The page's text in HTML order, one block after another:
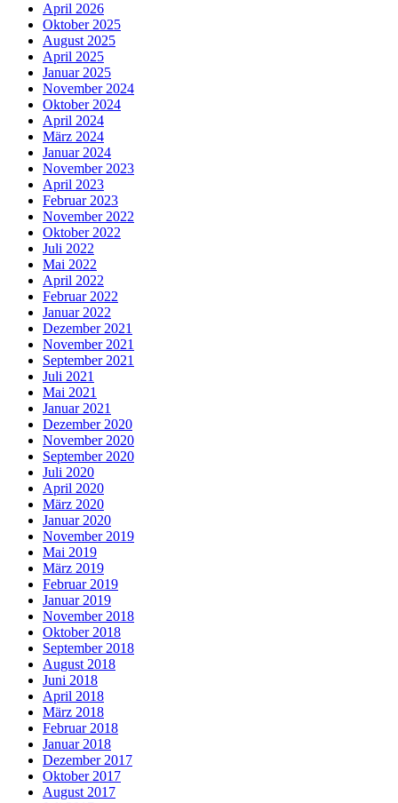
April 2026
Oktober 2025
August 2025
April 2025
Januar 2025
November 2024
Oktober 2024
April 2024
März 2024
Januar 2024
November 2023
April 2023
Februar 2023
November 2022
Oktober 2022
Juli 2022
Mai 2022
April 2022
Februar 2022
Januar 2022
Dezember 2021
November 2021
September 2021
Juli 2021
Mai 2021
Januar 2021
Dezember 2020
November 2020
September 2020
Juli 2020
April 2020
März 2020
Januar 2020
November 2019
Mai 2019
März 2019
Februar 2019
Januar 2019
November 2018
Oktober 2018
September 2018
August 2018
Juni 2018
April 2018
März 2018
Februar 2018
Januar 2018
Dezember 2017
Oktober 2017
August 2017